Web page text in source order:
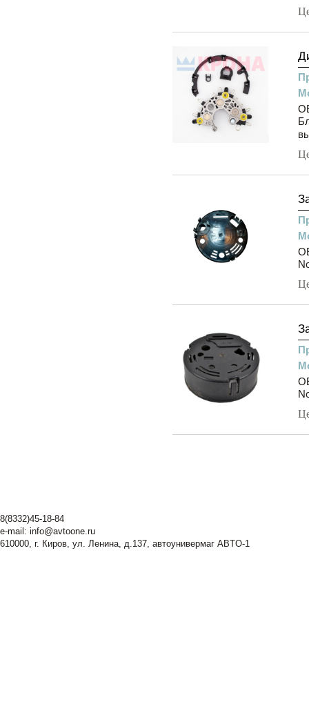
8(8332)45-18-84
e-mail: info@avtoone.ru
610000, г. Киров, ул. Ленина, д.137, автоунивермаг ABTO-1